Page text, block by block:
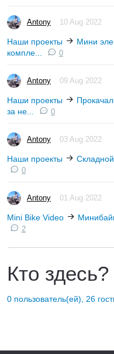
Antony 10 Aug 2022
Наши проекты
Мини
компле...
0
Antony 09 Aug 2022
Наши проекты
за не...
0
Antony 03 Aug 2022
Наши проекты
0
Antony 01 Aug 2022
Mini Bike Video
2
Кто здесь?
0 пользователь(ей), 26